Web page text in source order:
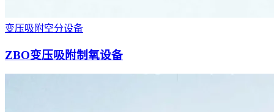
变压吸附空分设备
ZBO变压吸附制氧设备